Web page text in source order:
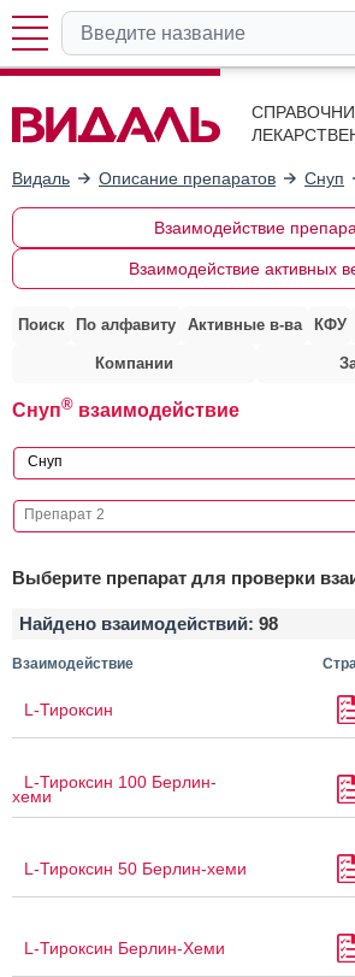
Видаль Описание препаратов Снуп
Взаимодействие
Взаимодействие активных
Поиск По алфавиту Активные в-ва КФУ
Компании
Снуп® взаимодействие
Выберите препарат для проверки
Найдено взаимодействий: 98
Взаимодействие
L-Тироксин
L-Тироксин 100 Берлин-
хеми
L-Тироксин 50 Берлин-хеми
L-Тироксин Берлин-Хеми